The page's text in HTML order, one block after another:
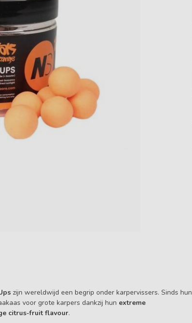
zijn wereldwijd een begrip onder karpervissers. Sinds hun
voor grote karpers dankzij hun extreme
citrus-fruit flavour.